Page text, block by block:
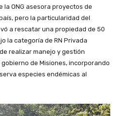
la ONG asesora proyectos de
pero la particularidad del
a rescatar una propiedad de 50
la categoría de RN Privada
realizar manejo y gestión
de Misiones, incorporando
especies endémicas al